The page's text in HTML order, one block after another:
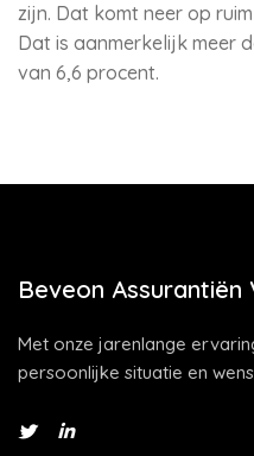
zijn. Dat komt neer op
Dat is aanmerkelijk meer
van 6,6 procent.
Beveon Assurantiën
Met onze jarenlange
persoonlijke situatie en